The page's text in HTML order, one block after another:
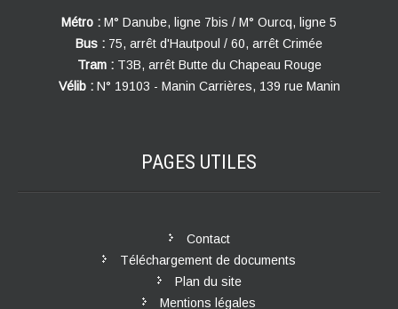
Métro : M° Danube, ligne 7bis / M° Ourcq, ligne 5
Bus : 75, arrêt d'Hautpoul / 60, arrêt Crimée
Tram : T3B, arrêt Butte du Chapeau Rouge
Vélib : N° 19103 - Manin Carrières, 139 rue Manin
PAGES UTILES
Contact
Téléchargement de documents
Plan du site
Mentions légales